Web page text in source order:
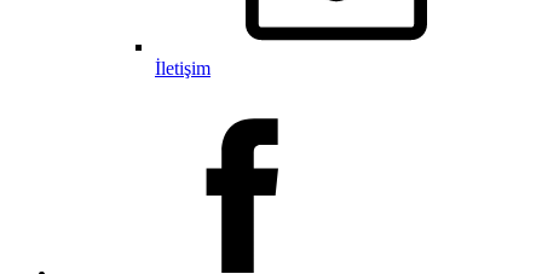
İletişim